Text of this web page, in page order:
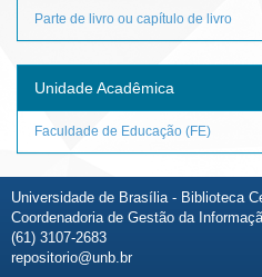
Parte de livro ou capítulo de livro
Unidade Acadêmica
Faculdade de Educação (FE)
Universidade de Brasília - Biblioteca
Coordenadoria de Gestão da
(61) 3107-2683
repositorio@unb.br